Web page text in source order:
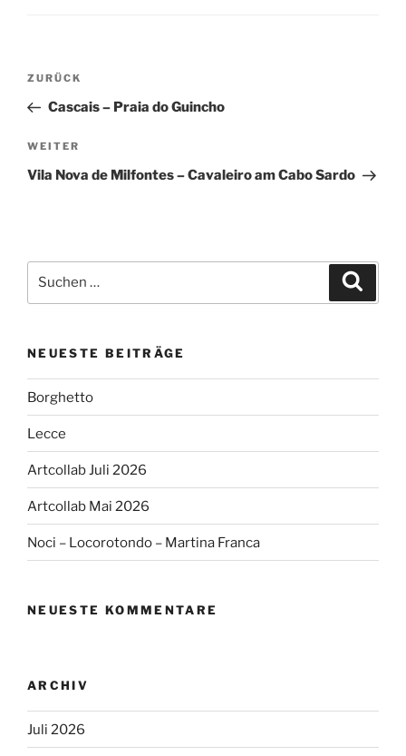
Beitragsnavigation
Vorheriger
Beitrag
ZURÜCK
Cascais – Praia do Guincho
Nächster
Beitrag
WEITER
Vila Nova de Milfontes – Cavaleiro am Cabo Sardo
nach:
NEUESTE BEITRÄGE
Borghetto
Lecce
Artcollab Juli 2026
Artcollab Mai 2026
Noci – Locorotondo – Martina Franca
NEUESTE KOMMENTARE
ARCHIV
Juli 2026